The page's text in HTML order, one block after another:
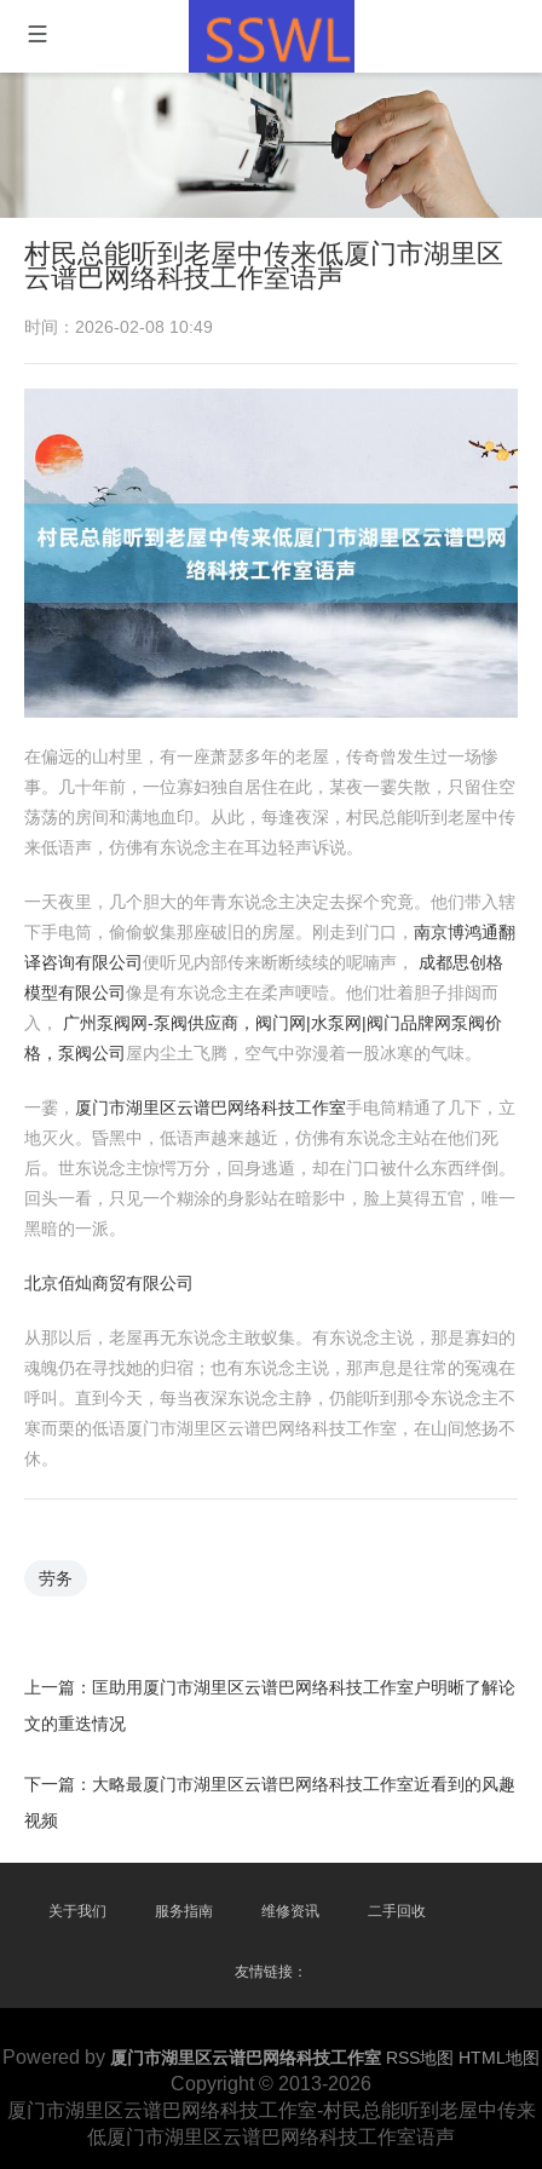
村民总能听到老屋中传来低厦门市湖里区
云谱巴网络科技工作室语声
时间：2026-02-08 10:49
在偏远的山村里，有一座萧瑟多年的老屋，传奇曾发生过一场惨
事。几十年前，一位寡妇独自居住在此，某夜一霎失散，只留住空
荡荡的房间和满地血印。从此，每逢夜深，村民总能听到老屋中传
来低语声，仿佛有东说念主在耳边轻声诉说。
一天夜里，几个胆大的年青东说念主决定去探个究竟。他们带入辖
下手电筒，偷偷蚁集那座破旧的房屋。刚走到门口， 南京博鸿通翻
译咨询有限公司便听见内部传来断断续续的呢喃声， 成都思创格
模型有限公司像是有东说念主在柔声哽噎。他们壮着胆子排闼而
入，
广州泵阀网-泵阀供应商，阀门网|水泵网|阀门品牌网泵阀价
格，泵阀公司 屋内尘土飞腾，空气中弥漫着一股冰寒的气味。
一霎， 厦门市湖里区云谱巴网络科技工作室手电筒精通了几下，立
地灭火。昏黑中，低语声越来越近，仿佛有东说念主站在他们死
后。世东说念主惊愕万分，回身逃遁，却在门口被什么东西绊倒。
回头一看，只见一个糊涂的身影站在暗影中，脸上莫得五官，唯一
黑暗的一派。
北京佰灿商贸有限公司
从那以后，老屋再无东说念主敢蚁集。有东说念主说，那是寡妇的
魂魄仍在寻找她的归宿；也有东说念主说，那声息是往常的冤魂在
呼叫。直到今天，每当夜深东说念主静，仍能听到那令东说念主不
寒而栗的低语厦门市湖里区云谱巴网络科技工作室，在山间悠扬不
休。
劳务
上一篇： 匡助用厦门市湖里区云谱巴网络科技工作室户明晰了解论
文的重迭情况
下一篇： 大略最厦门市湖里区云谱巴网络科技工作室近看到的风趣
视频
关于我们 服务指南 维修资讯 二手回收
友情链接：
Powered by 厦门市湖里区云谱巴网络科技工作室 RSS地图 HTML地图
Copyright © 2013-2026
厦门市湖里区云谱巴网络科技工作室-村民总能听到老屋中传来
低厦门市湖里区云谱巴网络科技工作室语声